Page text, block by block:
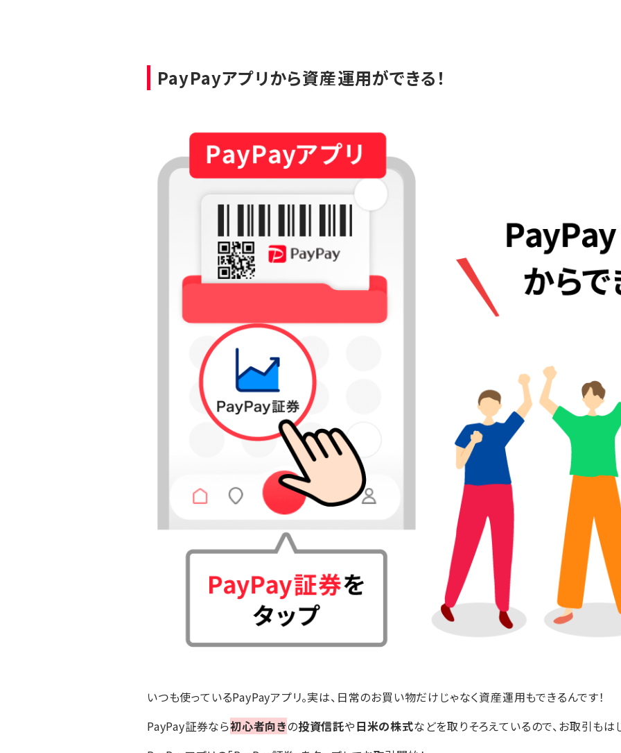
PayPayアプリから資産運用ができる！
いつも使っているPayPayアプリ。実は、日常のお買い物だけじゃなく資産運用もできるんです！
PayPay証券なら初心者向きの投資信託や日米の株式などを取りそろえているので、お取引もは